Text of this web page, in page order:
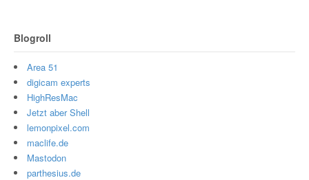
Blogroll
Area 51
digicam experts
HighResMac
Jetzt aber Shell
lemonpixel.com
maclife.de
Mastodon
parthesius.de